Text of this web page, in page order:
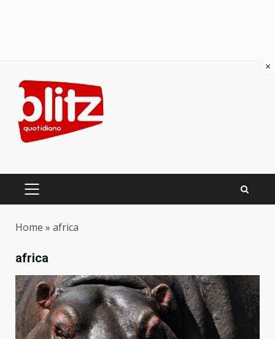
content
PRIMARY
Home » africa
africa
×